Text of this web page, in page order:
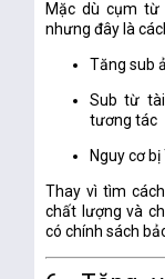
Mặc dù cụm từ
nhưng đây là
Tăng sub
Sub từ
tương tác
Nguy cơ
Thay vì tìm
chất lượng và
có chính sách